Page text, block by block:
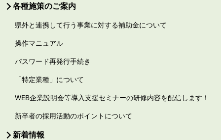
各種施策のご案内
県外と連携して行う事業に対する補助金について
操作マニュアル
パスワード再発行手続き
「特定業種」について
WEB企業説明会等導入支援セミナーの研修内容を配信します！
新卒者の採用活動のポイントについて
新着情報